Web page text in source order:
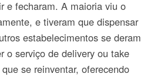
e fecharam. A maioria viu o
e tiveram que dispensar
estabelecimentos se deram
o serviço de delivery ou take
se reinventar, oferecendo